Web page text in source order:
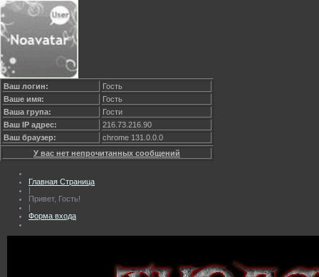
Ваш логин:
Гость
Ваше имя:
Гость
Ваша група:
Гости
Ваш IP адрес:
216.73.216.90
Ваш браузер:
chrome 131.0.0.0
У вас нет непрочитанных сообщений
Главная Страница
|
Привет, Гость!
|
Форма входа